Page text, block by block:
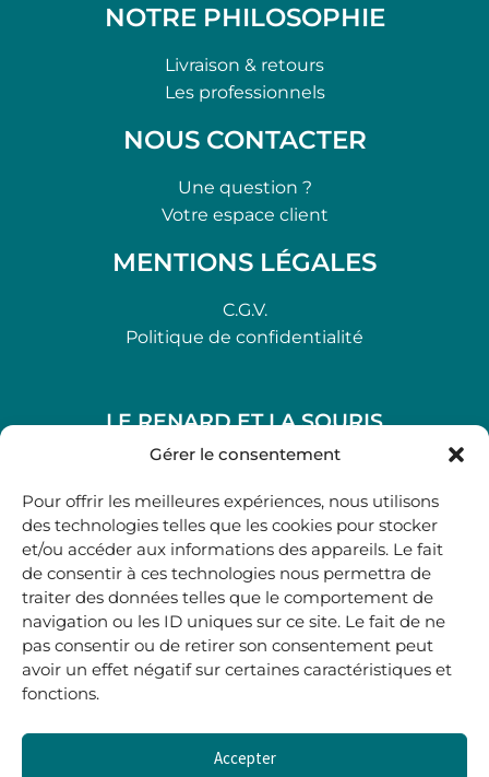
Gérer le consentement
Pour offrir les meilleures expériences, nous utilisons
des technologies telles que les cookies pour stocker
et/ou accéder aux informations des appareils. Le fait
de consentir à ces technologies nous permettra de
traiter des données telles que le comportement de
navigation ou les ID uniques sur ce site. Le fait de ne
pas consentir ou de retirer son consentement peut
avoir un effet négatif sur certaines caractéristiques et
fonctions.
Accepter
NOTRE PHILOSOPHIE
Livraison & retours
Les professionnels
NOUS CONTACTER
Une question ?
Votre espace client
MENTIONS LÉGALES
C.G.V.
Politique de confidentialité
LE RENARD ET LA SOURIS
48, rue Maubec 33210 LANGON
05 40 41 37 18
.
MARDI AU SAMEDI
10H00-12H45 | 14H00 -19H00
boutique@lerenardetlasouris.com